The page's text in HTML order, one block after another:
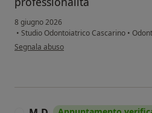
8 giugno 2026
• Studio Odontoiatrico Cascarino •
secondo l'opinione dell'utente Sonia
Segnala abuso